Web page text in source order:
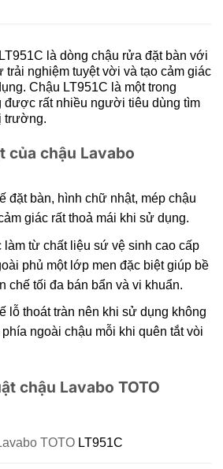
LT951C là dòng chậu rửa đặt bàn với
trải nghiệm tuyệt vời và tạo cảm giác
Chậu LT951C là một trong
được rất nhiều người tiêu dùng tìm
trường.
của chậu Lavabo
đặt bàn, hình chữ nhật, mép chậu
giác rất thoả mái khi sử dụng.
từ chất liệu sứ vệ sinh cao cấp
phủ một lớp men đặc biệt giúp bề
chế tối đa bán bẩn và vi khuẩn.
lỗ thoát tràn nên khi sử dụng không
ngoài chậu mỗi khi quên tắt vòi
chậu Lavabo TOTO
TOTO LT951C